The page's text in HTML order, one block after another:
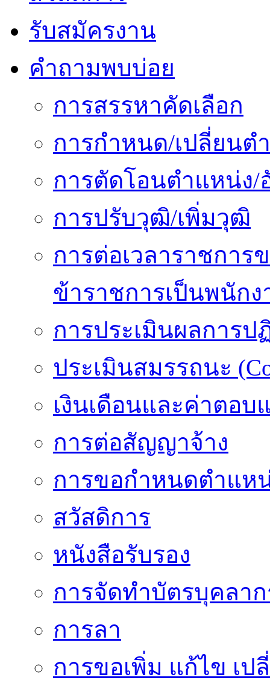
รับสมัครงาน
คำถามพบบ่อย
การสรรหาคัดเลือก
การกำหนด/เปลี่ยนต
การตัดโอนตำแหน่ง/
การปรับวุฒิ/เพิ่มวุฒิ
การต่อเวลาราชการ
ข้าราชการเป็นพนักง
การประเมินผลการป
ประเมินสมรรถนะ
เงินเดือนและค่าตอบ
การต่อสัญญาจ้าง
การขอกำหนดตำแห
สวัสดิการ
หนังสือรับรอง
การจัดทำบัตรบุคลา
การลา
การขอเพิ่ม แก้ไข เ